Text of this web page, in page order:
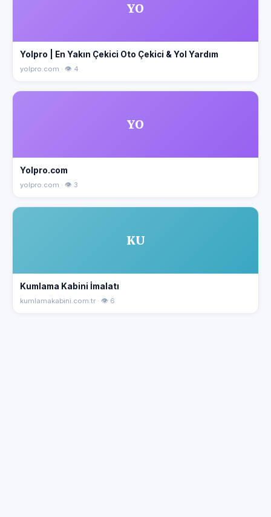
YO
Yolpro | En Yakın Çekici Oto Çekici & Yol Yardım
yolpro.com · 👁 4
YO
Yolpro.com
yolpro.com · 👁 3
KU
Kumlama Kabini İmalatı
kumlamakabini.com.tr · 👁 6